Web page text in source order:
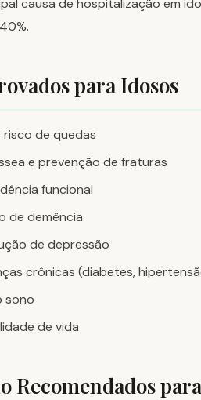
causa de hospitalização em
para Idosos
de quedas
e prevenção de fraturas
funcional
de demência
de depressão
crônicas (diabetes,
sono
de vida
Recomendados